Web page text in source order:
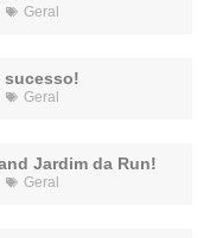
Geral
sucesso!
Geral
Jardim da Run!
Geral